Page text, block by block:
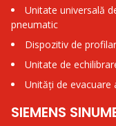
Unitate universală
pneumatic
Dispozitiv de
Unitate de
Unități de evacuare
SIEMENS